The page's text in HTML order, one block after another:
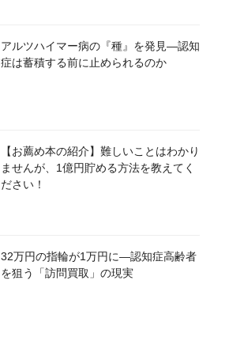
アルツハイマー病の『種』を発見―認知
症は蓄積する前に止められるのか
【お薦め本の紹介】難しいことはわかり
ませんが、1億円貯める方法を教えてく
ださい！
32万円の指輪が1万円に―認知症高齢者
を狙う「訪問買取」の現実